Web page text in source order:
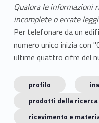
Qualora le informazioni
incomplete o errate leggi
Per telefonare da un
numero unico inizia con
ultime quattro cifre del
profilo
prodotti della ricerca
ricevimento e